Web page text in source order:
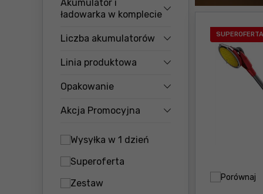
Akumulator i
ładowarka w komplecie
Liczba akumulatorów
Linia produktowa
Opakowanie
Akcja Promocyjna
Wysyłka w 1 dzień
Superoferta
Zestaw
SUPEROFERTA
Porównaj